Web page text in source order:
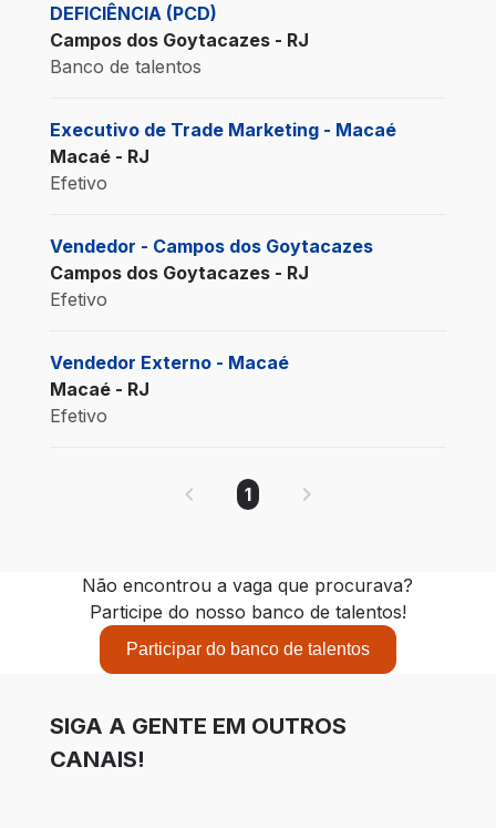
DEFICIÊNCIA (PCD)
Campos dos Goytacazes - RJ
Banco de talentos
Executivo de Trade Marketing - Macaé
Macaé - RJ
Efetivo
Vendedor - Campos dos Goytacazes
Campos dos Goytacazes - RJ
Efetivo
Vendedor Externo - Macaé
Macaé - RJ
Efetivo
1
Não encontrou a vaga que procurava?
Participe do nosso banco de talentos!
Participar do banco de talentos
SIGA A GENTE EM OUTROS
CANAIS!